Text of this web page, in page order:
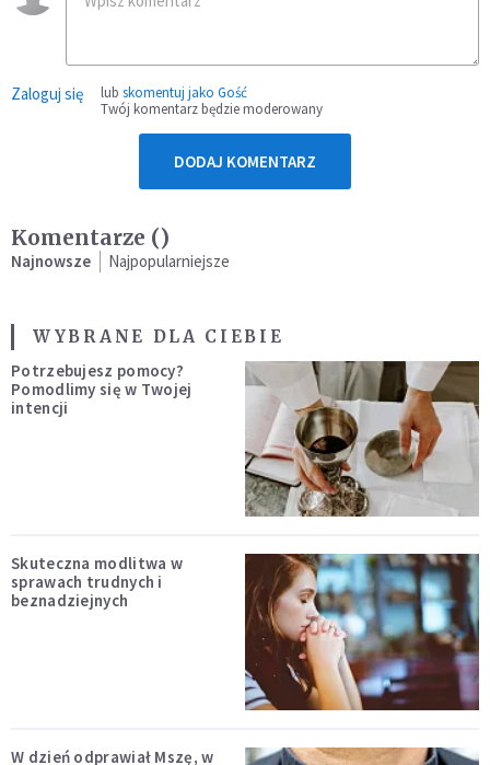
Zaloguj się lub skomentuj jako Gość
Twój komentarz będzie moderowany
DODAJ KOMENTARZ
Komentarze ()
Najnowsze Najpopularniejsze
WYBRANE DLA CIEBIE
Potrzebujesz pomocy?
Pomodlimy się w Twojej
intencji
Skuteczna modlitwa w
sprawach trudnych i
beznadziejnych
W dzień odprawiał Mszę, w